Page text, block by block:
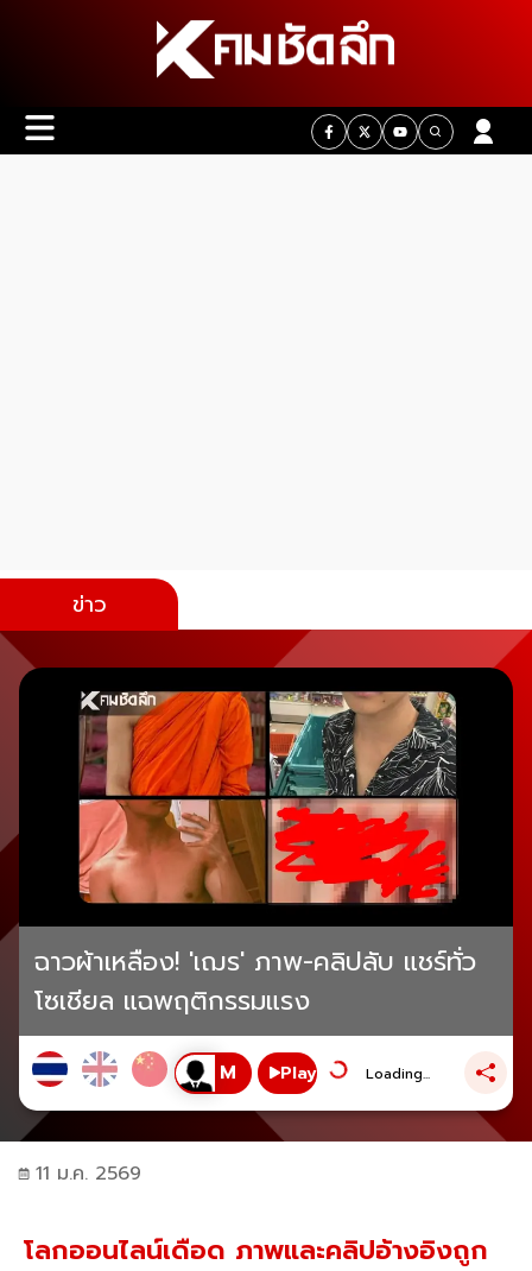
ข่าว
ฉาวผ้าเหลือง! 'เฌร' ภาพ-คลิปลับ แชร์ทั่ว
โซเชียล แฉพฤติกรรมแรง
Play Loading...
11 ม.ค. 2569
โลกออนไลน์เดือด ภาพและคลิปอ้างอิงถูก